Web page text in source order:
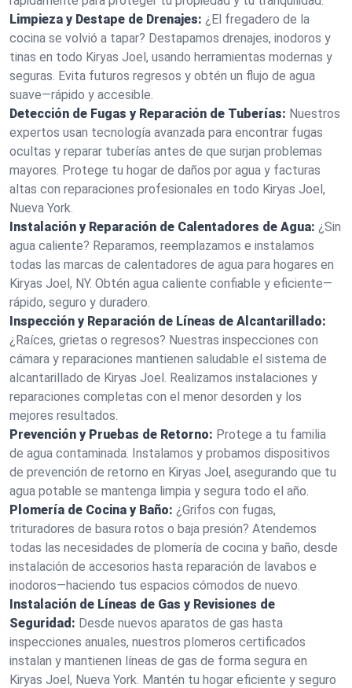
Limpieza y Destape de Drenajes: ¿El fregadero de la
cocina se volvió a tapar? Destapamos drenajes, inodoros y
tinas en todo Kiryas Joel, usando herramientas modernas y
seguras. Evita futuros regresos y obtén un flujo de agua
suave—rápido y accesible.
Detección de Fugas y Reparación de Tuberías: Nuestros
expertos usan tecnología avanzada para encontrar fugas
ocultas y reparar tuberías antes de que surjan problemas
mayores. Protege tu hogar de daños por agua y facturas
altas con reparaciones profesionales en todo Kiryas Joel,
Nueva York.
Instalación y Reparación de Calentadores de Agua: ¿Sin
agua caliente? Reparamos, reemplazamos e instalamos
todas las marcas de calentadores de agua para hogares en
Kiryas Joel, NY. Obtén agua caliente confiable y eficiente—
rápido, seguro y duradero.
Inspección y Reparación de Líneas de Alcantarillado:
¿Raíces, grietas o regresos? Nuestras inspecciones con
cámara y reparaciones mantienen saludable el sistema de
alcantarillado de Kiryas Joel. Realizamos instalaciones y
reparaciones completas con el menor desorden y los
mejores resultados.
Prevención y Pruebas de Retorno: Protege a tu familia
de agua contaminada. Instalamos y probamos dispositivos
de prevención de retorno en Kiryas Joel, asegurando que tu
agua potable se mantenga limpia y segura todo el año.
Plomería de Cocina y Baño: ¿Grifos con fugas,
trituradores de basura rotos o baja presión? Atendemos
todas las necesidades de plomería de cocina y baño, desde
instalación de accesorios hasta reparación de lavabos e
inodoros—haciendo tus espacios cómodos de nuevo.
Instalación de Líneas de Gas y Revisiones de
Seguridad: Desde nuevos aparatos de gas hasta
inspecciones anuales, nuestros plomeros certificados
instalan y mantienen líneas de gas de forma segura en
Kiryas Joel, Nueva York. Mantén tu hogar eficiente y seguro